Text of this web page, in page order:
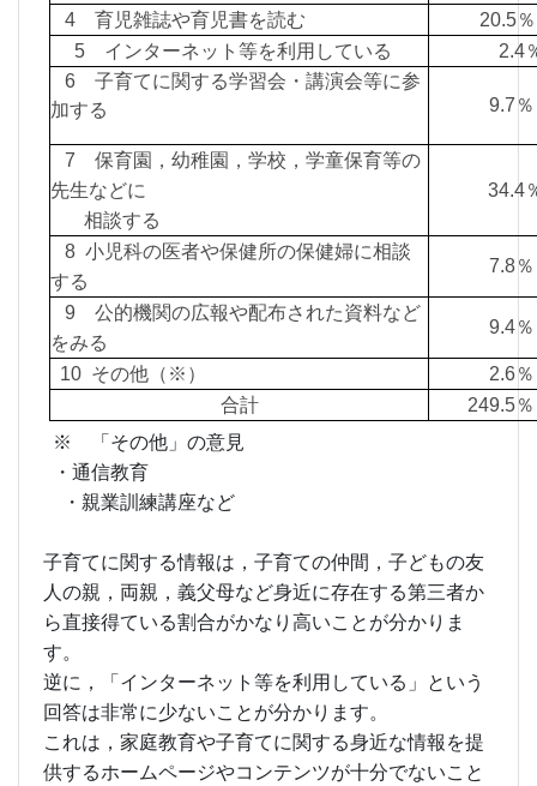
4 育児雑誌や育児書を読む
20.5％
5 インターネット等を利用している
2.4
6 子育てに関する学習会・講演会等に参
加する
9.7
7 保育園，幼稚園，学校，学童保育等の
先生などに
相談する
34.4
8 小児科の医者や保健所の保健婦に相談
する
7.8
9 公的機関の広報や配布された資料など
をみる
9.4
10 その他（※）
2.6
合計
249.5
※ 「その他」の意見
・通信教育
・親業訓練講座など
子育てに関する情報は，子育ての仲間，子どもの友
人の親，両親，義父母など身近に存在する第三者か
ら直接得ている割合がかなり高いことが分かりま
す。
逆に，「インターネット等を利用している」という
回答は非常に少ないことが分かります。
これは，家庭教育や子育てに関する身近な情報を提
供するホームページやコンテンツが十分でないこと